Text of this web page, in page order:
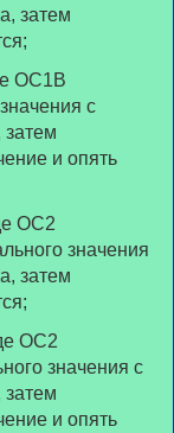
затем
с
и опять
значения
затем
значения с
и опять